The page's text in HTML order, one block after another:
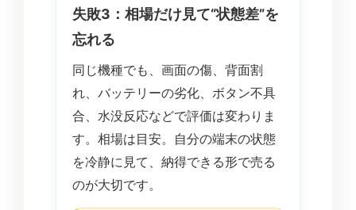
失敗3：相場だけ見て“状態差”を
忘れる
同じ機種でも、画面の傷、背面割
れ、バッテリーの劣化、ボタン不具
合、水没反応などで評価は変わりま
す。相場は目安。自分の端末の状態
を冷静に見て、納得できる形で売る
のが大切です。